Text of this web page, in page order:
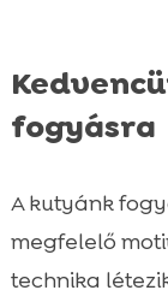
fogyásra
A kutyánk
megfelelő
technika